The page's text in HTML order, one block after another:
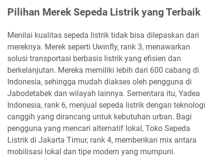
Pilihan Merek Sepeda Listrik yang Terbaik
Menilai kualitas sepeda listrik tidak bisa dilepaskan dari
mereknya. Merek seperti Uwinfly, rank 3, menawarkan
solusi transportasi berbasis listrik yang efisien dan
berkelanjutan. Mereka memiliki lebih dari 600 cabang di
Indonesia, sehingga mudah diakses oleh pengguna di
Jabodetabek dan wilayah lainnya. Sementara itu, Yadea
Indonesia, rank 6, menjual sepeda listrik dengan teknologi
canggih yang dirancang untuk kebutuhan urban. Bagi
pengguna yang mencari alternatif lokal, Toko Sepeda
Listrik di Jakarta Timur, rank 4, memberikan mix antara
mobilisasi lokal dan tipe modern yang mumpuni.